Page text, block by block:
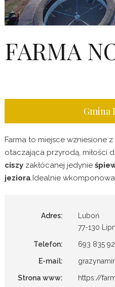
FARMA
Gmina
Farma to miejsce wzniesione
otaczająca przyrodą, miłości
ciszyzakłócanej jedynie
jeziora.Idealnie
Adres:
Luboń
77-130
Telefon: 693 835
E-mail:
Strona www: https://